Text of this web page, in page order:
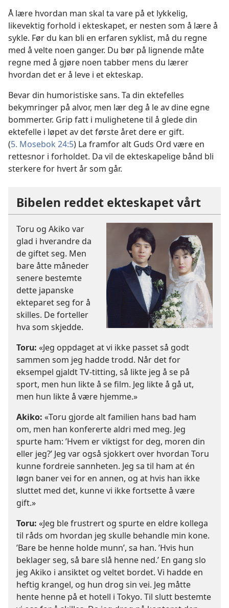
Å lære hvordan man skal ta vare på et lykkelig,
likevektig forhold i ekteskapet, er nesten som å lære å
sykle. Før du kan bli en erfaren syklist, må du regne
med å velte noen ganger. Du bør på lignende måte
regne med å gjøre noen tabber mens du lærer
hvordan det er å leve i et ekteskap.
Bevar din humoristiske sans. Ta din ektefelles
bekymringer på alvor, men lær deg å le av dine egne
bommerter. Grip fatt i mulighetene til å glede din
ektefelle i løpet av det første året dere er gift.
(5. Mosebok 24:5) La framfor alt Guds Ord være en
rettesnor i forholdet. Da vil de ekteskapelige bånd bli
sterkere for hvert år som går.
Bibelen reddet ekteskapet vårt
Toru og Akiko var
glad i hverandre da
de giftet seg. Men
bare åtte måneder
senere bestemte
dette japanske
ekteparet seg for å
skilles. De forteller
hva som skjedde.
Toru: «Jeg oppdaget at vi ikke passet så godt
sammen som jeg hadde trodd. Når det for
eksempel gjaldt TV-titting, så likte jeg å se på
sport, men hun likte å se film. Jeg likte å gå ut,
men hun likte å være hjemme.»
Akiko: «Toru gjorde alt familien hans bad ham
om, men han konfererte aldri med meg. Jeg
spurte ham: ’Hvem er viktigst for deg, moren din
eller jeg?’ Jeg var også sjokkert over hvordan Toru
kunne fordreie sannheten. Jeg sa til ham at én
løgn baner vei for en annen, og at hvis han ikke
sluttet med det, kunne vi ikke fortsette å være
gift.»
Toru: «Jeg ble frustrert og spurte en eldre kollega
til råds om hvordan jeg skulle behandle min kone.
’Bare be henne holde munn’, sa han. ’Hvis hun
beklager seg, så bare slå henne ned.’ En gang slo
jeg Akiko i ansiktet og veltet bordet. Vi hadde en
heftig krangel, og hun drog sin vei. Jeg måtte
hente henne på et hotell i Tokyo. Til slutt bestemte